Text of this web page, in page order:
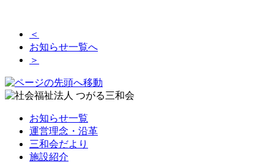
＜
お知らせ一覧へ
＞
お知らせ一覧
運営理念・沿革
三和会だより
施設紹介